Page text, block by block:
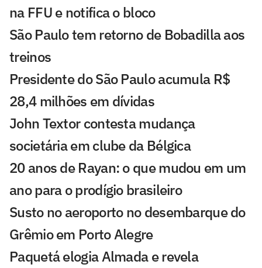
na FFU e notifica o bloco
São Paulo tem retorno de Bobadilla aos
treinos
Presidente do São Paulo acumula R$
28,4 milhões em dívidas
John Textor contesta mudança
societária em clube da Bélgica
20 anos de Rayan: o que mudou em um
ano para o prodígio brasileiro
Susto no aeroporto no desembarque do
Grêmio em Porto Alegre
Paquetá elogia Almada e revela